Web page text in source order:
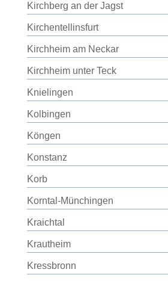
Kirchberg an der Jagst
Kirchentellinsfurt
Kirchheim am Neckar
Kirchheim unter Teck
Knielingen
Kolbingen
Köngen
Konstanz
Korb
Korntal-Münchingen
Kraichtal
Krautheim
Kressbronn